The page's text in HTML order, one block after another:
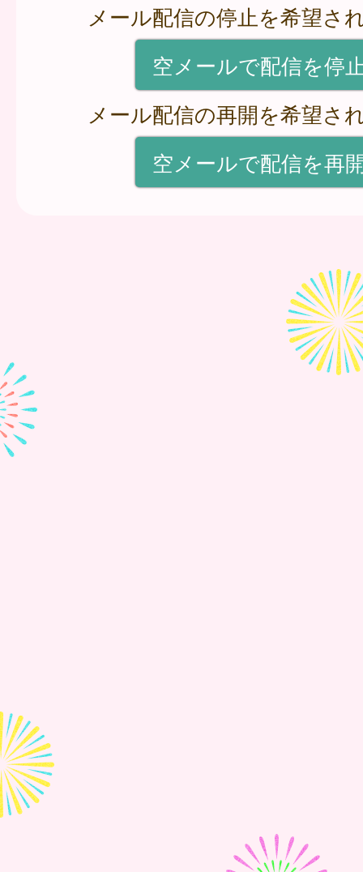
メール配信の停止を希望さ
空メールで配信を停
メール配信の再開を希望さ
空メールで配信を再